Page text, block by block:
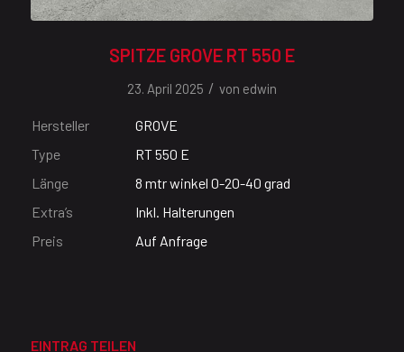
SPITZE GROVE RT 550 E
23. April 2025 / von edwin
Hersteller
GROVE
Type
RT 550 E
Länge
8 mtr winkel 0-20-40 grad
Extra’s
Inkl. Halterungen
Preis
Auf Anfrage
EINTRAG TEILEN